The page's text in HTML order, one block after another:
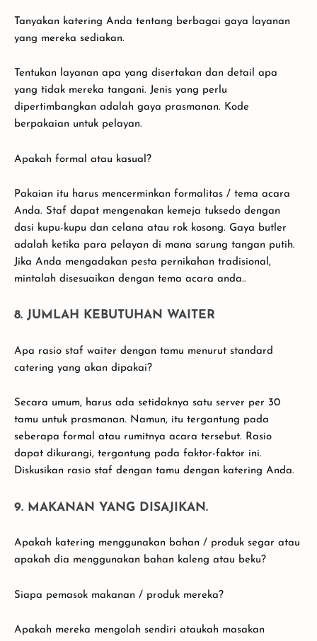
Tanyakan katering Anda tentang berbagai gaya layanan
yang mereka sediakan.
Tentukan layanan apa yang disertakan dan detail apa
yang tidak mereka tangani. Jenis yang perlu
dipertimbangkan adalah gaya prasmanan. Kode
berpakaian untuk pelayan.
Apakah formal atau kasual?
Pakaian itu harus mencerminkan formalitas / tema acara
Anda. Staf dapat mengenakan kemeja tuksedo dengan
dasi kupu-kupu dan celana atau rok kosong. Gaya butler
adalah ketika para pelayan di mana sarung tangan putih.
Jika Anda mengadakan pesta pernikahan tradisional,
mintalah disesuaikan dengan tema acara anda..
8. JUMLAH KEBUTUHAN WAITER
Apa rasio staf waiter dengan tamu menurut standard
catering yang akan dipakai?
Secara umum, harus ada setidaknya satu server per 30
tamu untuk prasmanan. Namun, itu tergantung pada
seberapa formal atau rumitnya acara tersebut. Rasio
dapat dikurangi, tergantung pada faktor-faktor ini.
Diskusikan rasio staf dengan tamu dengan katering Anda.
9. MAKANAN YANG DISAJIKAN.
Apakah katering menggunakan bahan / produk segar atau
apakah dia menggunakan bahan kaleng atau beku?
Siapa pemasok makanan / produk mereka?
Apakah mereka mengolah sendiri ataukah masakan